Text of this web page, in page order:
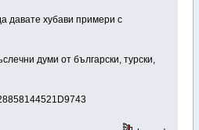
давате хубави примери с
думи от български, турски,